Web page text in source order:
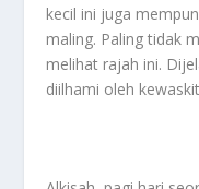
kecil ini juga
maling. Paling tidak
melihat rajah ini.
diilhami oleh